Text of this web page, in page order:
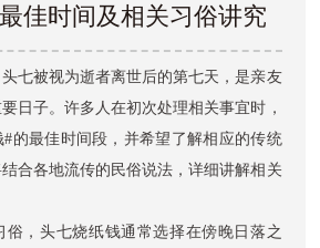
佳时间及相关习俗讲究
七被视为逝者离世后的第七天，是亲友
日子。许多人在初次处理相关事宜时，
的最佳时间段，并希望了解相应的传统
合各地流传的民俗说法，详细讲解相关
俗，头七烧纸钱通常选择在傍晚日落之